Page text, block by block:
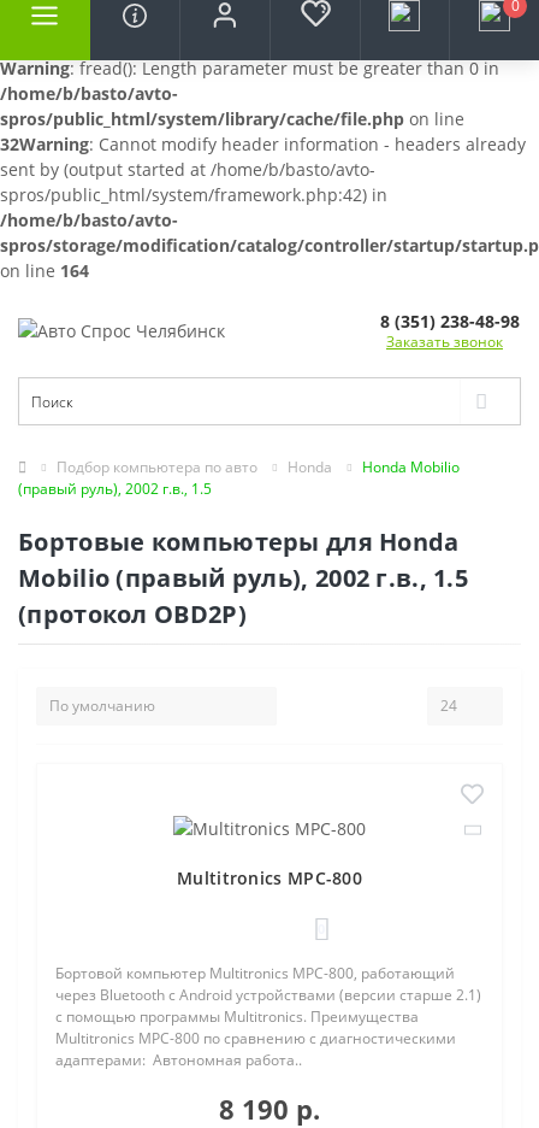
Warning: fread(): Length parameter must be greater than 0 in
/home/b/basto/avto-
spros/public_html/system/library/cache/file.php on line
32Warning: Cannot modify header information - headers already
sent by (output started at /home/b/basto/avto-
spros/public_html/system/framework.php:42) in
/home/b/basto/avto-
spros/storage/modification/catalog/controller/startup/
on line 164
0
8 (351) 238-48-98
Заказать звонок
Подбор компьютера по авто Honda
Honda Mobilio
(правый руль), 2002 г.в., 1.5
Бортовые компьютеры для Honda
Mobilio (правый руль), 2002 г.в., 1.5
(протокол OBD2P)
Multitronics MPC-800
Бортовой компьютер Multitronics MPC-800, работающий
через Bluetooth с Android устройствами (версии старше 2.1)
с помощью программы Multitronics. Преимущества
Multitronics MPC-800 по сравнению с диагностическими
адаптерами: Автономная работа..
8 190 р.